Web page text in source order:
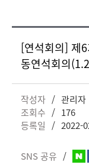
[연석회의] 제
동연석회의
작성자
관리자
조회수
176
등록일
2022-
SNS 공유